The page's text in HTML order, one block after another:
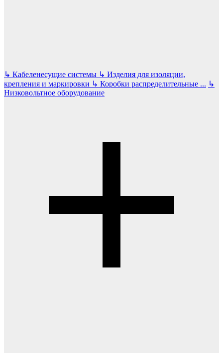
↳ Кабеленесущие системы ↳ Изделия для изоляции,
крепления и маркировки ↳ Коробки распределительные ... ↳
Низковольтное оборудование